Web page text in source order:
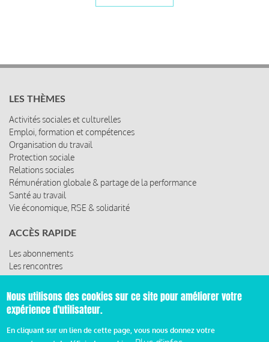
LES THÈMES
Activités sociales et culturelles
Emploi, formation et compétences
Organisation du travail
Protection sociale
Relations sociales
Rémunération globale & partage de la performance
Santé au travail
Vie économique, RSE & solidarité
ACCÈS RAPIDE
Les abonnements
Les rencontres
Les ressources
© 2019 Miroir Social - Réalisé parCafffeine
Nous utilisons des cookies sur ce site pour améliorer votre
expérience d'utilisateur.
En cliquant sur un lien de cette page, vous nous donnez votre